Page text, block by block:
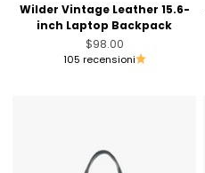
Wilder Vintage Leather 15.6-
inch Laptop Backpack
Prezzo scontato
$98.00
105 recensioni